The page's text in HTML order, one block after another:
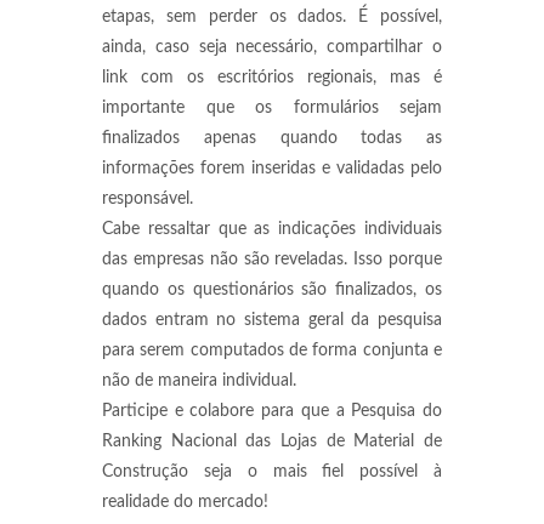
etapas, sem perder os dados. É possível,
ainda, caso seja necessário, compartilhar o
link com os escritórios regionais, mas é
importante que os formulários sejam
finalizados apenas quando todas as
informações forem inseridas e validadas pelo
responsável.
Cabe ressaltar que as indicações individuais
das empresas não são reveladas. Isso porque
quando os questionários são finalizados, os
dados entram no sistema geral da pesquisa
para serem computados de forma conjunta e
não de maneira individual.
Participe e colabore para que a Pesquisa do
Ranking Nacional das Lojas de Material de
Construção seja o mais fiel possível à
realidade do mercado!